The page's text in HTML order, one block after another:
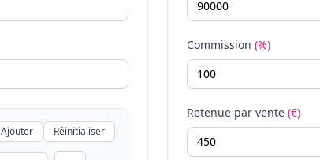
Ajouter Réinitialiser
Commission (%)
Retenue par vente (€)